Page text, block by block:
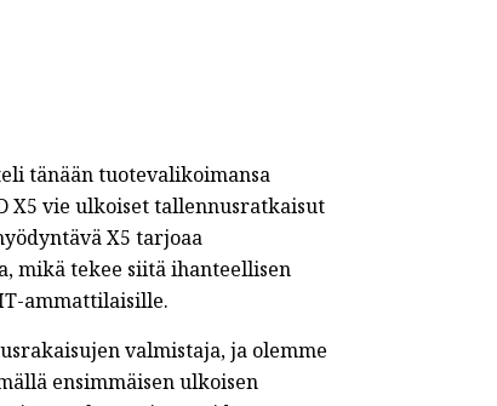
tänään tuotevalikoimansa
X5 vie ulkoiset tallennusratkaisut
X5 tarjoaa
mikä tekee siitä ihanteellisen
ammattilaisille.
valmistaja, ja olemme
ensimmäisen ulkoisen